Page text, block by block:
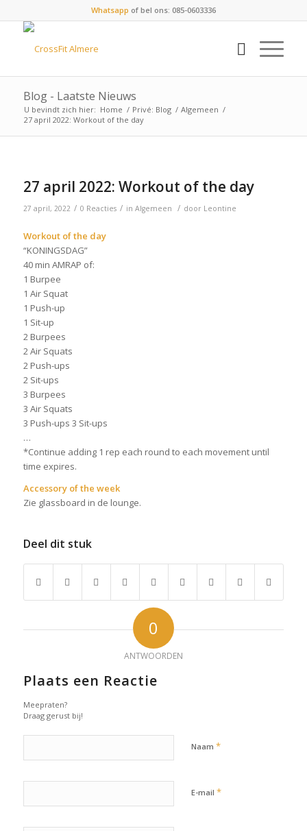
Whatsapp of bel ons: 085-0603336
Blog - Laatste Nieuws
U bevindt zich hier: Home / Privé: Blog / Algemeen /
27 april 2022: Workout of the day
27 april 2022: Workout of the day
27 april, 2022 / 0 Reacties / in Algemeen / door Leontine
Workout of the day
“KONINGSDAG”
40 min AMRAP of:
1 Burpee
1 Air Squat
1 Push-up
1 Sit-up
2 Burpees
2 Air Squats
2 Push-ups
2 Sit-ups
3 Burpees
3 Air Squats
3 Push-ups 3 Sit-ups
…
*Continue adding 1 rep each round to each movement until
time expires.
Accessory of the week
Zie glassboard in de lounge.
Deel dit stuk
0
ANTWOORDEN
Plaats een Reactie
Meepraten?
Draag gerust bij!
Naam *
E-mail *